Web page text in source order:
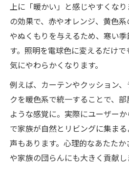
上に「暖かい」と感じやすくな
の効果で、赤やオレンジ、黄色
やぬくもりを与えるため、寒い
す。照明を電球色に変えるだけ
気にやわらかくなります。
例えば、カーテンやクッション
クを暖色系で統一することで、
ような感覚に。実際にユーザー
で家族が自然とリビングに集ま
声もあります。心理的なあたた
や家族の団らんにも大きく貢献し